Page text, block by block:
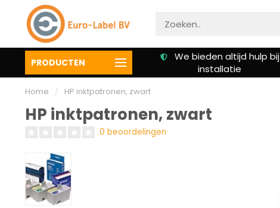
PRODUCTEN
Gratis verzending vanaf €
50,00
We bieden altijd hulp bij
installatie
Home / HP inktpatronen, zwart
HP inktpatronen, zwart
0 beoordelingen